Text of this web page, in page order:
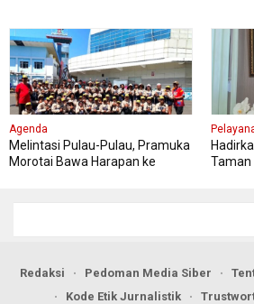
Agenda
Melintasi Pulau-Pulau, Pramuka
Morotai Bawa Harapan ke
Taman
Redaksi Pedoman Media Siber
Kode Etik Jurnalistik